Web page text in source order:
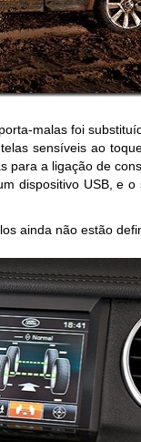
malas foi
sensíveis ao
para a ligação de
dispositivo USB, e
ainda não estão